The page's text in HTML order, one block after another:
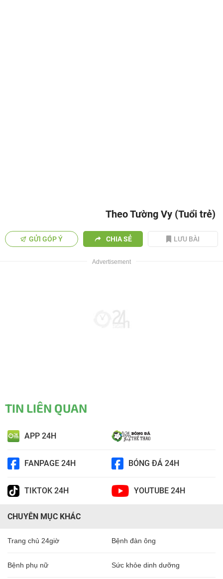
Theo Tường Vy (Tuổi trẻ)
GỬI GÓP Ý CHIA SẺ LƯU BÀI
TIN LIÊN QUAN
APP 24H
FANPAGE 24H BÓNG ĐÁ 24H
TIKTOK 24H YOUTUBE 24H
CHUYÊN MỤC KHÁC
Trang chủ 24giờ Bệnh đàn ông
Bệnh phụ nữ Sức khỏe dinh dưỡng